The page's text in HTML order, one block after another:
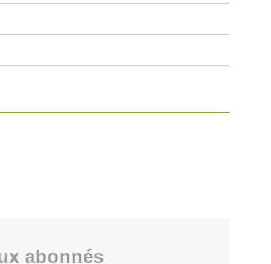
abonnés